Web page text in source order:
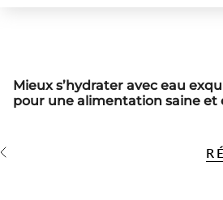
Mieux s’hydrater avec eau
pour une alimentation saine et